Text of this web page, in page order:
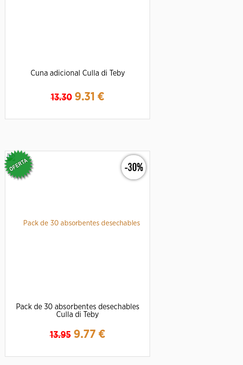
Cuna adicional Culla di Teby
13.30 9.31 €
-30%
Pack de 30 absorbentes desechables
Culla di Teby
13.95 9.77 €